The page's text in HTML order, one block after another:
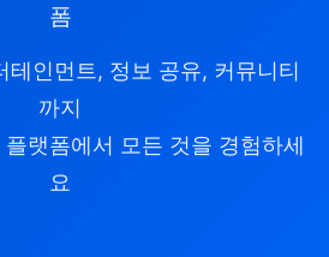
폼
테인먼트, 정보 공유, 커뮤니티
까지
랫폼에서 모든 것을 경험하세
요